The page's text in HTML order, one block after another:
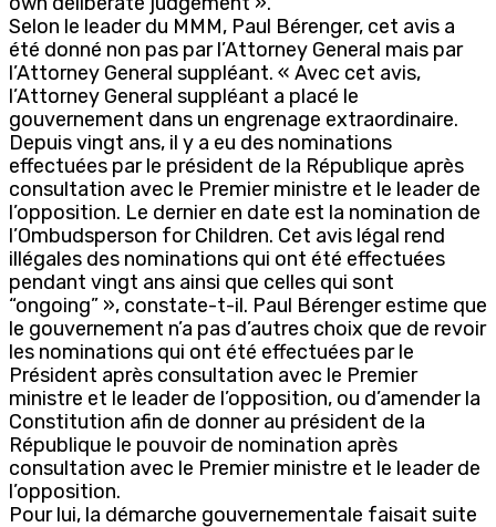
Selon le leader du MMM, Paul Bérenger, cet avis a
été donné non pas par l’Attorney General mais par
l’Attorney General suppléant. « Avec cet avis,
l’Attorney General suppléant a placé le
gouvernement dans un engrenage extraordinaire.
Depuis vingt ans, il y a eu des nominations
effectuées par le président de la République après
consultation avec le Premier ministre et le leader de
l’opposition. Le dernier en date est la nomination de
l’Ombudsperson for Children. Cet avis légal rend
illégales des nominations qui ont été effectuées
pendant vingt ans ainsi que celles qui sont
“ongoing” », constate-t-il. Paul Bérenger estime que
le gouvernement n’a pas d’autres choix que de revoir
les nominations qui ont été effectuées par le
Président après consultation avec le Premier
ministre et le leader de l’opposition, ou d’amender la
Constitution afin de donner au président de la
République le pouvoir de nomination après
consultation avec le Premier ministre et le leader de
l’opposition.
Pour lui, la démarche gouvernementale faisait suite